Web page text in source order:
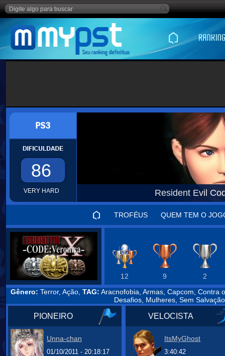
86
VERY HARD Resident Evil
TROFÉUS QUEM TEM O
12 9
2
Gênero: Terror, Ação, TAG: Aracnofobia, Armas, Capcom, Contra
Desafios, Mulheres, Sem
PIONEIRO
Unna-chan
01/10/2011 - 20:18:17
VELOCISTA
ItsMyGhost
3:40:42